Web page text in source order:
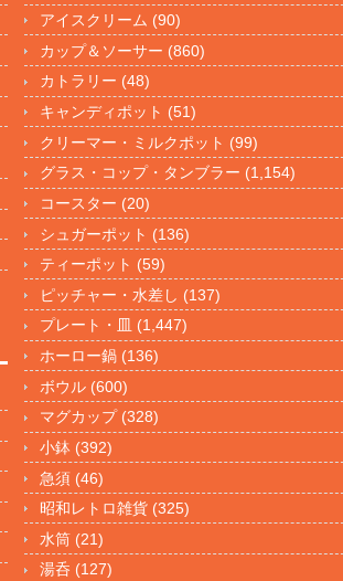
アイスクリーム (90)
カップ＆ソーサー (860)
カトラリー (48)
キャンディポット (51)
クリーマー・ミルクポット (99)
グラス・コップ・タンブラー (1,154)
コースター (20)
シュガーポット (136)
ティーポット (59)
ピッチャー・水差し (137)
プレート・皿 (1,447)
ホーロー鍋 (136)
ボウル (600)
マグカップ(328)
小鉢 (392)
急須 (46)
昭和レトロ雑貨 (325)
水筒 (21)
湯呑 (127)